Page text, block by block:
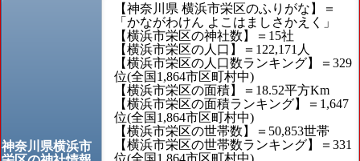
神奈川県横浜市
【神奈川県 横浜市栄区のふりがな】＝
「かながわけん よこはましさかえく」
【横浜市栄区の神社数】＝15社
【横浜市栄区の人口】＝122,171人
【横浜市栄区の人口数ランキング】＝329
位(全国1,864市区町村中)
【横浜市栄区の面積】＝18.52平方Km
【横浜市栄区の面積ランキング】＝1,647
位(全国1,864市区町村中)
【横浜市栄区の世帯数】＝50,853世帯
【横浜市栄区の世帯数ランキング】＝331
位(全国1,864市区町村中)